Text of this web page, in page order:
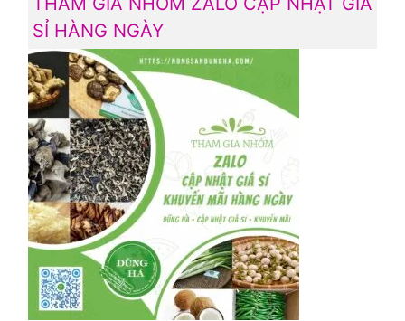
SỈ HÀNG NGÀY